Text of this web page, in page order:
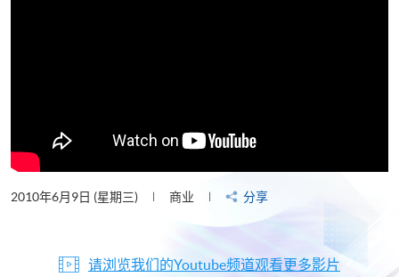
2010年6月9日 (星期三) 商业 分享
请浏览我们的Youtube频道观看更多影片